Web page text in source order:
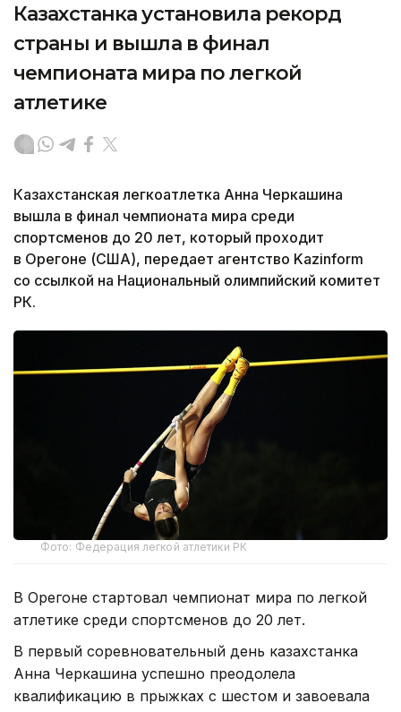
Казахстанка установила рекорд
страны и вышла в финал
чемпионата мира по легкой
атлетике
Казахстанская легкоатлетка Анна Черкашина
вышла в финал чемпионата мира среди
спортсменов до 20 лет, который проходит
в Орегоне (США), передает агентство Kazinform
со ссылкой на Национальный олимпийский комитет
РК.
Фото: Федерация легкой атлетики РК
В Орегоне стартовал чемпионат мира по легкой
атлетике среди спортсменов до 20 лет.
В первый соревновательный день казахстанка
Анна Черкашина успешно преодолела
квалификацию в прыжках с шестом и завоевала